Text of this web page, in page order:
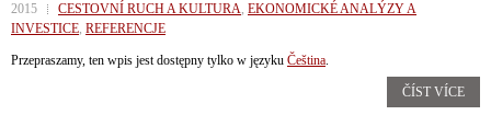
2015 CESTOVNÍ RUCH A KULTURA, EKONOMICKÉ ANALÝZY A
INVESTICE, REFERENCJE
Przepraszamy, ten wpis jest dostępny tylko w języku Čeština.
ČÍST VÍCE